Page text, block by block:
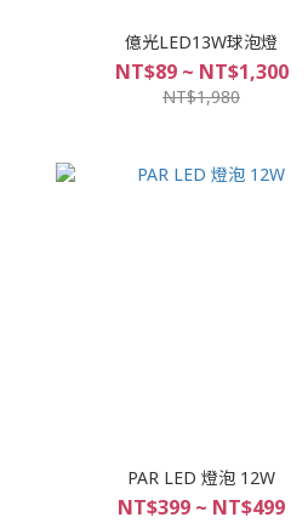
億光LED13W球泡燈
NT$89 ~ NT$1,300
NT$1,980
PAR LED 燈泡 12W
NT$399 ~ NT$499